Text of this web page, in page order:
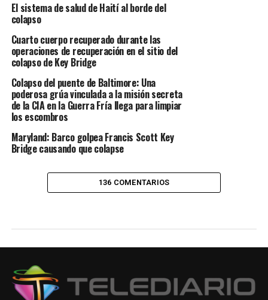
El sistema de salud de Haití al borde del
colapso
Cuarto cuerpo recuperado durante las
operaciones de recuperación en el sitio del
colapso de Key Bridge
Colapso del puente de Baltimore: Una
poderosa grúa vinculada a la misión secreta
de la CIA en la Guerra Fría llega para limpiar
los escombros
Maryland: Barco golpea Francis Scott Key
Bridge causando que colapse
136 COMENTARIOS